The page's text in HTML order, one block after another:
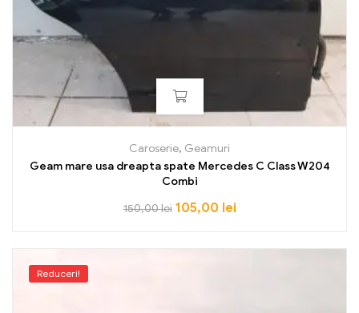
Caroserie, Geamuri
Geam mare usa dreapta spate Mercedes C Class W204
Combi
150,00lei 105,00 lei
Reduceri!